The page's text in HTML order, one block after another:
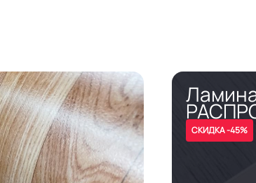
СКИДКА -45%